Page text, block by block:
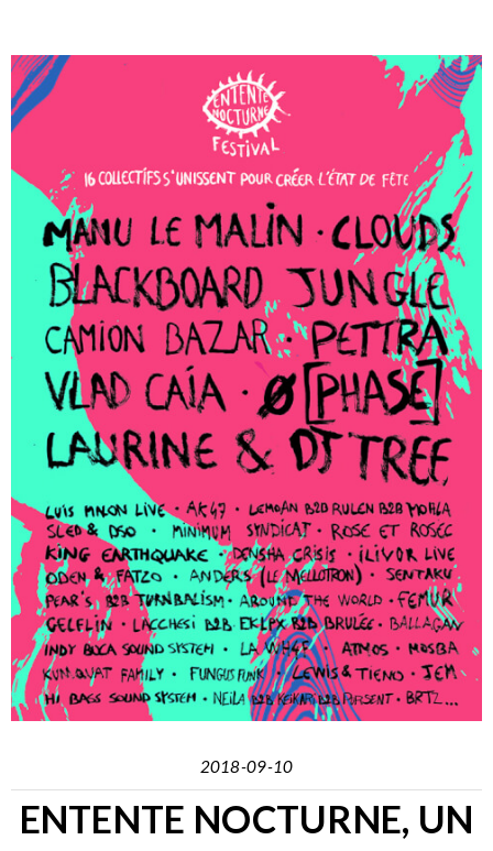
2018-09-10
ENTENTE NOCTURNE, UN